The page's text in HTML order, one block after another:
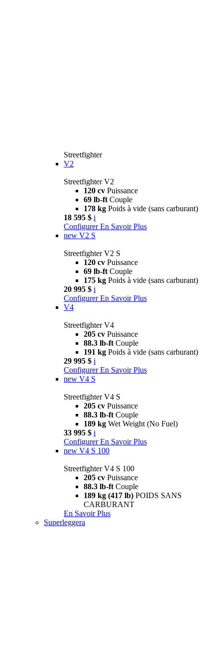
Streetfighter
V2
Streetfighter V2
120 cv Puissance
69 lb-ft Couple
178 kg Poids à vide (sans carburant)
18 595 $ i
Configurer En Savoir Plus
new V2 S
Streetfighter V2 S
120 cv Puissance
69 lb-ft Couple
175 kg Poids à vide (sans carburant)
20 995 $ i
Configurer En Savoir Plus
V4
Streetfighter V4
205 cv Puissance
88.3 lb-ft Couple
191 kg Poids à vide (sans carburant)
29 995 $ i
Configurer En Savoir Plus
new V4 S
Streetfighter V4 S
205 cv Puissance
88.3 lb-ft Couple
189 kg Wet Weight (No Fuel)
33 995 $ i
Configurer En Savoir Plus
new V4 S 100
Streetfighter V4 S 100
205 cv Puissance
88.3 lb-ft Couple
189 kg (417 lb) POIDS SANS
CARBURANT
En Savoir Plus
Superleggera